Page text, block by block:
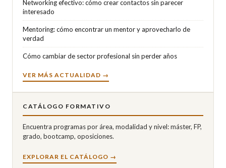
Networking efectivo: cómo crear contactos sin parecer
interesado
Mentoring: cómo encontrar un mentor y aprovecharlo de
verdad
Cómo cambiar de sector profesional sin perder años
VER MÁS ACTUALIDAD →
CATÁLOGO FORMATIVO
Encuentra programas por área, modalidad y nivel: máster, FP,
grado, bootcamp, oposiciones.
EXPLORAR EL CATÁLOGO →